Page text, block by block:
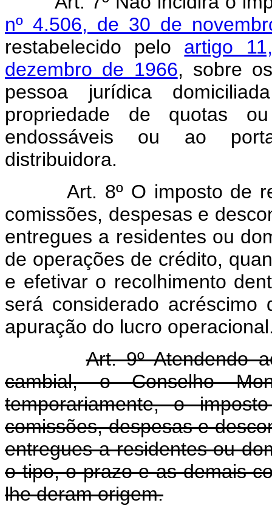
nº 4.506, de 30 de
restabelecido pelo artigo
dezembro de 1966, sobre
pessoa jurídica
propriedade de quotas
endossáveis ou ao
distribuidora.
Art. 8º O imposto de
comissões, despesas e
entregues a residentes ou
de operações de crédito,
e efetivar o recolhimento
será considerado
apuração do lucro
Art. 9º Atendendo
cambial, o Conselho
temporariamente, o
comissões, despesas e
entregues a residentes ou
o tipo, o prazo e as demais
lhe deram origem.